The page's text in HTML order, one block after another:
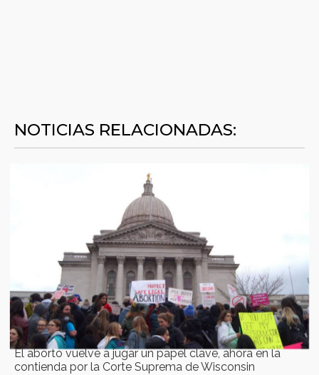
NOTICIAS RELACIONADAS:
El aborto vuelve a jugar un papel clave, ahora en la
contienda por la Corte Suprema de Wisconsin